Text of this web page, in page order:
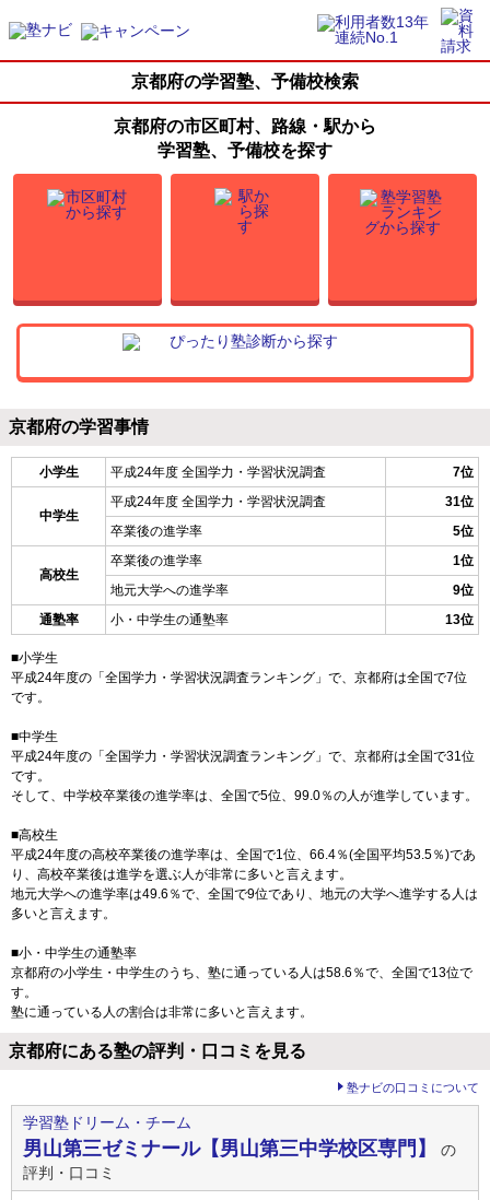
京都府の学習塾、予備校検索
京都府の市区町村、路線・駅から
学習塾、予備校を探す
京都府の学習事情
小学生 平成24年度 全国学力・学習状況調査 7位
中学生
平成24年度 全国学力・学習状況調査
31位
卒業後の進学率
5位
高校生
卒業後の進学率
1位
地元大学への進学率
9位
通塾率
小・中学生の通塾率 13位
■小学生
平成24年度の「全国学力・学習状況調査ランキング」で、京都府は全国で7位
です。
■中学生
平成24年度の「全国学力・学習状況調査ランキング」で、京都府は全国で31位
です。
そして、中学校卒業後の進学率は、全国で5位、99.0％の人が進学しています。
■高校生
平成24年度の高校卒業後の進学率は、全国で1位、66.4％(全国平均53.5％)であ
り、高校卒業後は進学を選ぶ人が非常に多いと言えます。
地元大学への進学率は49.6％で、全国で9位であり、地元の大学へ進学する人は
多いと言えます。
■小・中学生の通塾率
京都府の小学生・中学生のうち、塾に通っている人は58.6％で、全国で13位で
す。
塾に通っている人の割合は非常に多いと言えます。
京都府にある塾の評判・口コミを見る
塾ナビの口コミについて
学習塾ドリーム・チーム
男山第三ゼミナール【男山第三中学校区専門】
の
評判・口コミ